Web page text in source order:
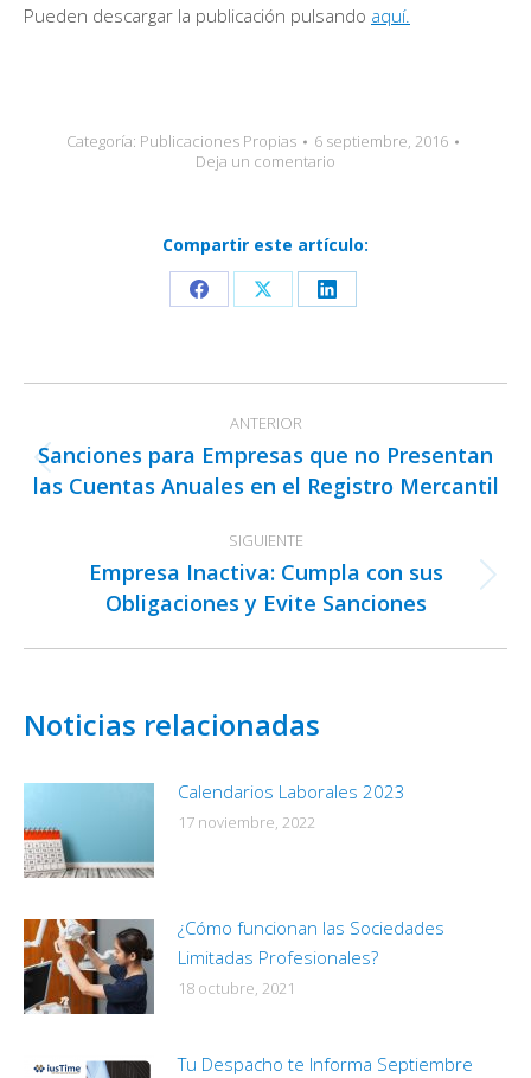
Pueden descargar la publicación pulsando aquí.
Categoría: Publicaciones Propias
6 septiembre, 2016
Deja un comentario
Compartir este artículo:
Share
Facebook
Share
X
Share
LinkedIn
entre
publicaciones
ANTERIOR
Publicación
anterior:
Sanciones para Empresas que no Presentan
las Cuentas Anuales en el Registro Mercantil
SIGUIENTE
Publicación
siguiente:
Empresa Inactiva: Cumpla con sus
Obligaciones y Evite Sanciones
Noticias relacionadas
Calendarios Laborales 2023
17 noviembre, 2022
¿Cómo funcionan las Sociedades
Limitadas Profesionales?
18 octubre, 2021
Tu Despacho te Informa Septiembre